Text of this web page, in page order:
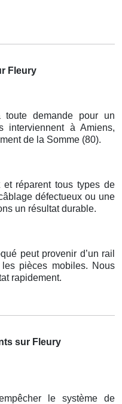
Fleury
toute demande pour un
interviennent à Amiens,
de la Somme (80).
et réparent tous types de
défectueux ou une
un résultat durable.
peut provenir d’un rail
pièces mobiles. Nous
rapidement.
sur Fleury
le système de